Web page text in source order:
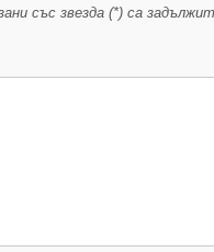
със звезда (*) са